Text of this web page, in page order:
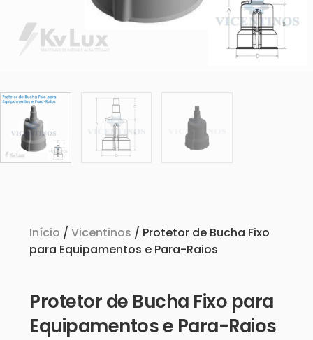
Início / Vicentinos / Protetor de Bucha Fixo
para Equipamentos e Para-Raios
Protetor de Bucha Fixo para
Equipamentos e Para-Raios